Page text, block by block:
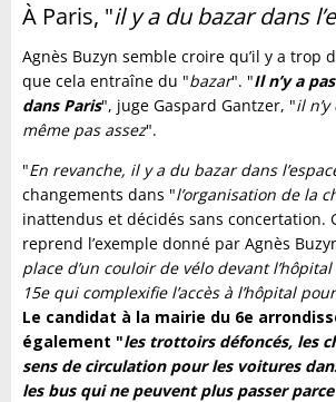
À Paris, "il y a du bazar dans
Agnès Buzyn semble croire qu’il y a trop
que cela entraîne du "bazar". "Il n’y a
dans Paris", juge Gaspard Gantzer, "il
même pas assez".
"En revanche, il y a du bazar dans
changements dans "l’organisation de la
inattendus et décidés sans concertation.
reprend l’exemple donné par Agnès
place d’un couloir de vélo devant
15e qui complexifie l’accès à l’hôpital
Le candidat à la mairie du 6e
également "les trottoirs défoncés, les
sens de circulation pour les voitures
les bus qui ne peuvent plus passer